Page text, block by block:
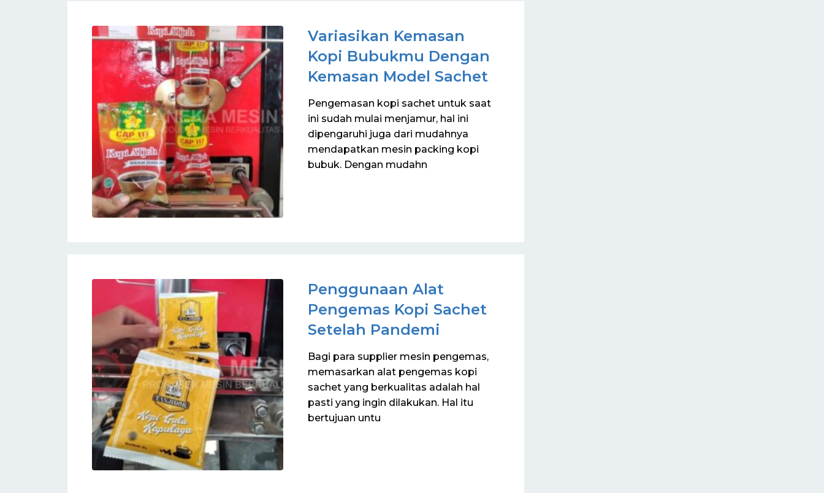
Variasikan Kemasan
Kopi Bubukmu Dengan
Kemasan Model Sachet
Pengemasan kopi sachet untuk saat
ini sudah mulai menjamur, hal ini
dipengaruhi juga dari mudahnya
mendapatkan mesin packing kopi
bubuk. Dengan mudahn
Penggunaan Alat
Pengemas Kopi Sachet
Setelah Pandemi
Bagi para supplier mesin pengemas,
memasarkan alat pengemas kopi
sachet yang berkualitas adalah hal
pasti yang ingin dilakukan. Hal itu
bertujuan untu